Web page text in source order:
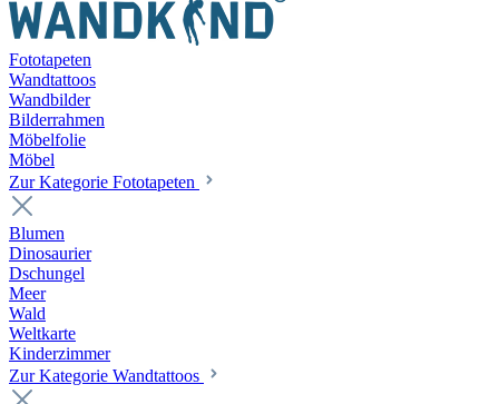
Fototapeten
Wandtattoos
Wandbilder
Bilderrahmen
Möbelfolie
Möbel
Zur Kategorie Fototapeten
Blumen
Dinosaurier
Dschungel
Meer
Wald
Weltkarte
Kinderzimmer
Zur Kategorie Wandtattoos